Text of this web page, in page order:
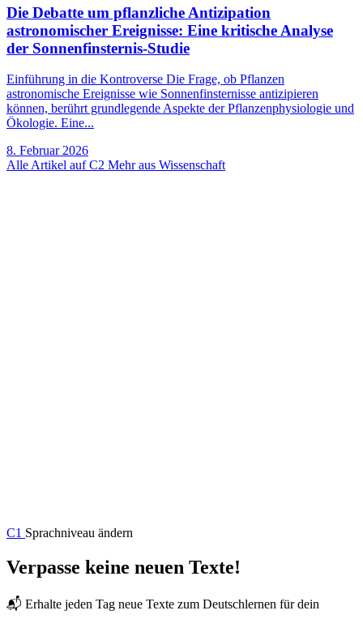
Die Debatte um pflanzliche Antizipation
astronomischer Ereignisse: Eine kritische Analyse
der Sonnenfinsternis-Studie
Einführung in die Kontroverse Die Frage, ob Pflanzen
astronomische Ereignisse wie Sonnenfinsternisse antizipieren
können, berührt grundlegende Aspekte der Pflanzenphysiologie und
Ökologie. Eine...
8. Februar 2026
Alle Artikel auf C2 Mehr aus Wissenschaft
C1 Sprachniveau ändern
Verpasse keine neuen Texte!
📬 Erhalte jeden Tag neue Texte zum Deutschlernen für dein